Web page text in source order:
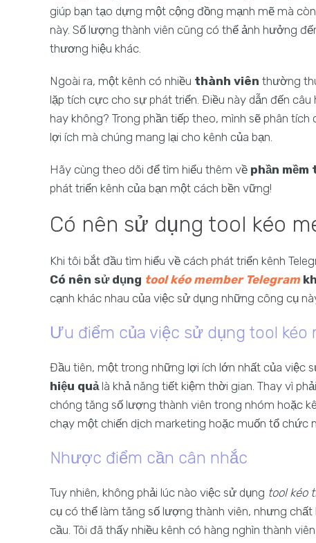
giúp bạn tạo dựng một cộng đồng mạnh mẽ mà
này. Số lượng thành viên cũng có thể ảnh hưởng
thương hiệu khác.
Ngoài ra, một kênh có nhiều thành viên thường
lặp tích cực cho sự phát triển. Điều này dẫn đến câu
hay không? Trong phần tiếp theo, mình sẽ phân
lợi ích mà chúng mang lại cho kênh của bạn.
Hãy cùng theo dõi để tìm hiểu thêm về phần
phát triển kênh của bạn một cách bền vững!
Có nên sử dụng tool kéo
Khi tôi bắt đầu tìm hiểu về cách phát triển kênh
Có nên sử dụng tool kéo member Telegram
cạnh khác nhau của việc sử dụng những công cụ
Ưu điểm của việc sử dụng tool kéo
Đầu tiên, một trong những lợi ích lớn nhất của việc
hiệu quảlà khả năng tiết kiệm thời gian. Thay vì
chóng tăng số lượng thành viên trong nhóm hoặc
chạy một chiến dịch marketing hoặc muốn tổ chức
Nhược điểm cần cân nhắc
Tuy nhiên, không phải lúc nào việc sử dụng tool kéo
cụ có thể làm tăng số lượng thành viên, nhưng
cầu. Tôi đã thấy nhiều kênh có hàng nghìn thành